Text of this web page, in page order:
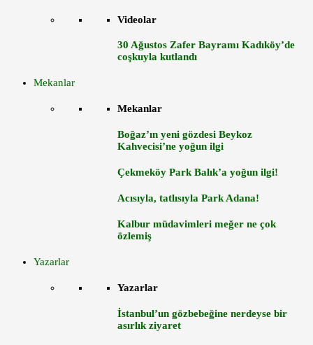
Videolar
30 Ağustos Zafer Bayramı Kadıköy’de
coşkuyla kutlandı
Mekanlar
Mekanlar
Boğaz’ın yeni gözdesi Beykoz
Kahvecisi’ne yoğun ilgi
Çekmeköy Park Balık’a yoğun ilgi!
Acısıyla, tatlısıyla Park Adana!
Kalbur müdavimleri meğer ne çok
özlemiş
Yazarlar
Yazarlar
İstanbul’un gözbebeğine nerdeyse bir
asırlık ziyaret